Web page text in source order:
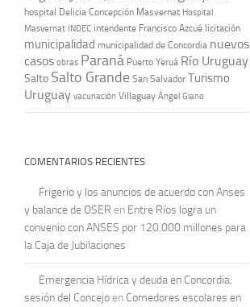
hospital Delicia Concepción Masvernat Hospital
Masvernat INDEC intendente Francisco Azcué licitación
municipalidad municipalidad de Concordia nuevos
casos obras Paraná Puerto Yeruá Río Uruguay
Salto Salto Grande San Salvador Turismo
Uruguay vacunación Villaguay Ángel Giano
COMENTARIOS RECIENTES
Frigerio y los anuncios de acuerdo con Anses
y balance de OSER en Entre Ríos logra un
convenio con ANSES por 120.000 millones para
la Caja de Jubilaciones
Emergencia Hídrica y deuda en Concordia:
sesión del Concejo en Comedores escolares en